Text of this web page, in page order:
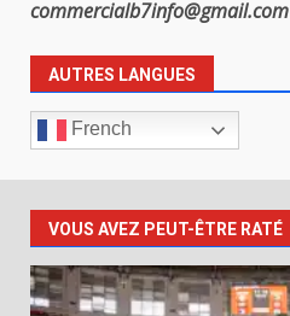
commercialb7info@gmail.com
AUTRES LANGUES
French
VOUS AVEZ PEUT-ÊTRE RATÉ